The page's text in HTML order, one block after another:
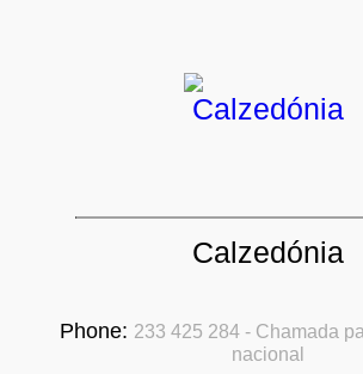
Calzedónia
Phone: 233 425 284 - Chamada
nacional